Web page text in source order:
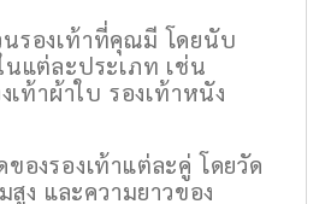
รองเท้าที่คุณมี โดยนับ
นแต่ละประเภท เช่น
เท้าผ้าใบ รองเท้าหนัง
องรองเท้าแต่ละคู่ โดยวัด
สูง และความยาวของ